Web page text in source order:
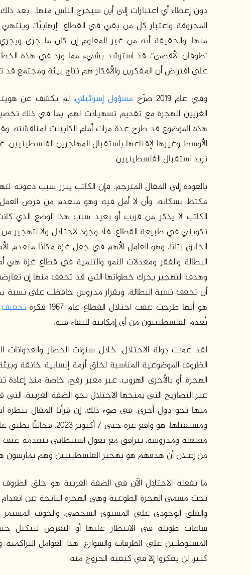
دون إعطاء أي اعتبارات إلى أين سيخرج الناس منها. بعد
المحروقة واعتبار كل من بقي في القطاع “إرهابيًا”،
منها. والحقيقة أنه من غير المعلوم إن كان ما جرى
“طوفان الأقصى”، قد استرشد بشيء مما ورد في هذه
على افتراض أن المفكرين والأفكار هم نتاج بيئة ومجتمع
وفي عام 2019 صرّح
مسؤول إسرائيلي، لم يكشف عن
الغزيين للهجرة مع تقديم تسهيلات لهم، بما في ذلك
هذه الموضوع قد طرح عدة مرات أمام الكابينت
الأوسط وغيرها لإقناعها باستقبال المهاجرين
تريد استقبال الفلسطينيين.
بالعودة إلى المقال المترجم، فإن الكاتب يبرر سبب
مكتظ بسكانه، وأن لا أمل فيه وهو منعدم من فرص العمل
الكاتب لا يذكر من قريب أو بعيد سبب هذا الوضع الذي
الخانق بتاتًا، وهو العامل الأهم في جعل غزة مكانًا منعدم
البطالة والفقر ومعدلات النمو والتنمية في قطاع غزة
وهدف التهجير يحرك خطواتها التي قد تخفف منها إن
هو أنها طرحت عقب احتلال القطاع عام 1967 فكرة
تجفيف
يُعدم الفلسطينيون من أي إمكانية للبقاء فيه.
لقد عملت دولة الاحتلال، خلال سنوات الحصار
الظروف الموضوعية المناسبة لخلق أزمة إنسانية خانقة
عبر التصاريح التي يمنحها الاحتلال نحو الضفة الغربية،
منها نحو دول أخرى. في ضوء ذلك، إن قرأنا المقال بنظرة
ومستقبلها، هو واقع غزة
مفتعلة ومدروسة، تترافق مع تغول استيطاني يتقدمه عنف
من إعلان أن هدفهم هو تهجير الفلسطينيين وهم يمارسون
ما يفعله الاحتلال الآن في الضفة الغربية هو خلق
تحت مسمى الهجرة الطوعية وهي الهجرة الناتجة عن انعدام
والقلق الوجودي على المستوى الشخصي، والخوف
ساعات طويلة في الانتظار عليها أو التعرض لتنكيل
المستوطنين على الطرقات والشوارع. هذا العوامل
كبير، لن يفكروا إلا في كيفية الخروج منه.